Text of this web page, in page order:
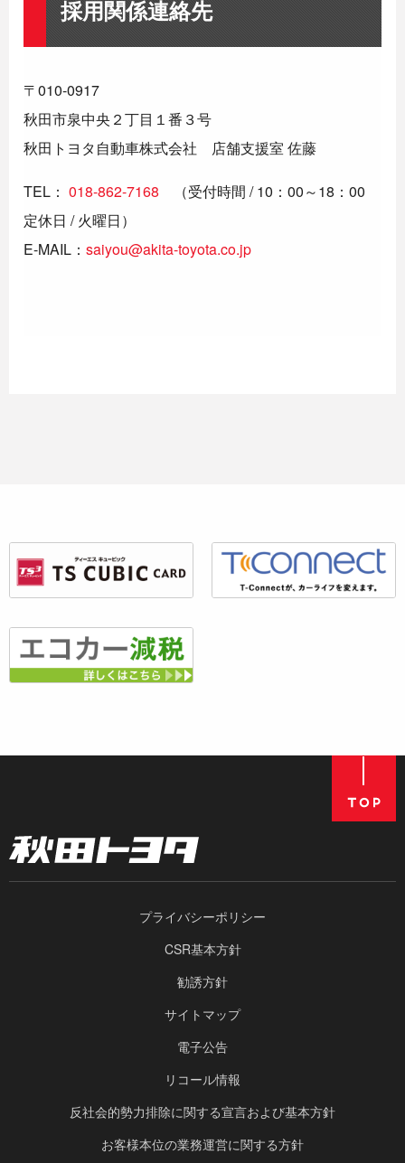
採用関係連絡先
〒010-0917
秋田市泉中央２丁目１番３号
秋田トヨタ自動車株式会社 店舗支援室 佐藤
TEL： 018-862-7168 （受付時間 / 10：00～18：00
定休日 / 火曜日）
E-MAIL： saiyou@akita-toyota.co.jp
プライバシーポリシー
CSR基本方針
勧誘方針
サイトマップ
電子公告
リコール情報
反社会的勢力排除に関する宣言および基本方針
お客様本位の業務運営に関する方針